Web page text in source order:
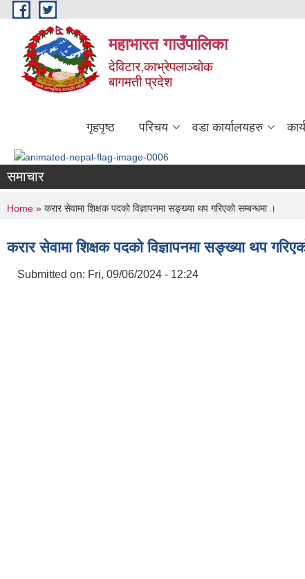
Skip to main content
महाभारत गाउँपालिका
देविटार,काभ्रेपलाञ्चोक
बागमती प्रदेश
गृहपृष्ठ परिचय वडा कार्यालयहरु
समाचार
You are here
Home » करार सेवामा शिक्षक पदकाे विज्ञापनमा सङ्ख्या थप गरिएकाे सम्बन्धमा ।
करार सेवामा शिक्षक पदकाे विज्ञापनमा सङ्ख्या थप
Submitted on: Fri, 09/06/2024 - 12:24